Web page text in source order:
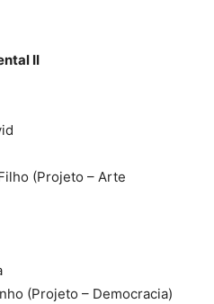
II
(Projeto – Arte
(Projeto – Democracia)